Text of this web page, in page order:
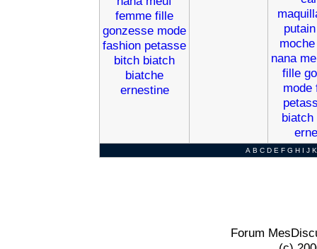
femme fille
gonzesse mode
fashion petasse
bitch biatch
biatche
ernestine
putain
moche
nana
fille
mode
biatch
A B C D E F G H I J K
Forum